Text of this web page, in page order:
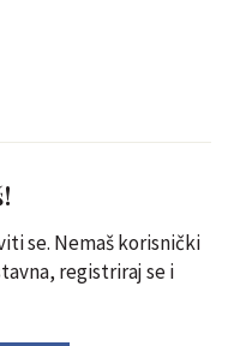
se. Nemaš korisnički
registriraj se i